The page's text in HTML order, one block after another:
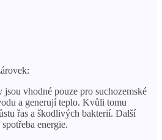
jsou vhodné pouze pro suchozemské
a generují teplo. Kvůli tomu
řas a škodlivých bakterií. Další
energie.